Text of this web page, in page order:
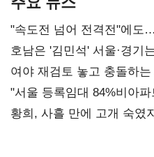
"속도전 넘어 전격전"에도
52시간까지 '뇌관'
호남은 '김민석' 서울·경기
'안갯속'
여야 재검토 놓고 충돌하
오차 당연"
"서울 등록임대 84%비아
달리해야"
황희, 사흘 만에 고개 숙였